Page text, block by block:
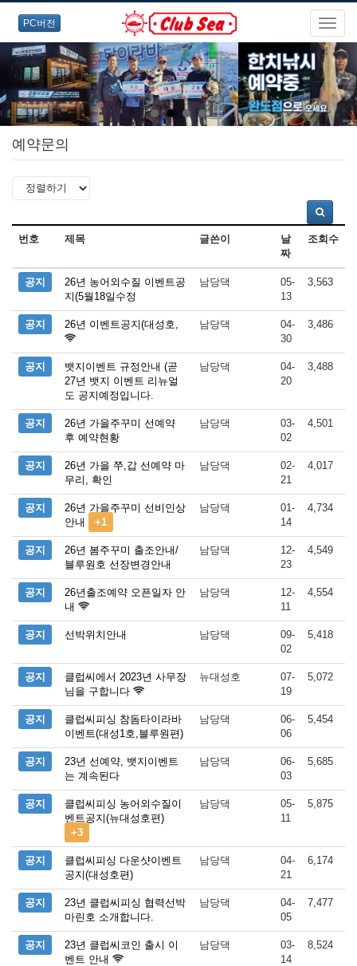
PC버전
예약문의
번호 제목 글쓴이
날
짜
조회수
공지
26년 농어외수질 이벤트공
지(5월18일수정
남당댁
05-
13
3,563
공지 26년 이벤트공지(대성호, 남당댁
04-
30
3,486
공지
뱃지이벤트 규정안내 (곧
27년 뱃지 이벤트 리뉴얼
도 공지예정입니다.
남당댁
04-
20
3,488
공지
26년 가을주꾸미 선예약
후 예약현황
남당댁
03-
02
4,501
공지
26년 가을 쭈,갑 선예약 마
무리, 확인
남당댁
02-
21
4,017
공지
26년 가을주꾸미 선비인상
안내
+1
남당댁
01-
14
4,734
공지
26년 봄주꾸미 출조안내/
블루원호 선장변경안내
남당댁
12-
23
4,549
공지
26년출조예약 오픈일자 안
내
남당댁
12-
11
4,554
공지 선박위치안내 남당댁
09-
02
5,418
공지
클럽씨에서 2023년 사무장
님을 구합니다
뉴대성호
07-
19
5,072
공지
클럽씨피싱 참돔타이라바
이벤트(대성1호,블루원편)
남당댁
06-
06
5,454
공지
23년 선예약, 뱃지이벤트
는 계속된다
남당댁
06-
03
5,685
공지
클럽씨피싱 농어외수질이
벤트공지(뉴대성호편)
+3
남당댁
05-
11
5,875
공지
클럽씨피싱 다운샷이벤트
공지(대성호편)
남당댁
04-
21
6,174
공지
23년 클럽씨피싱 협력선박
마린호 소개합니다.
남당댁
04-
05
7,477
공지
23년 클럽씨코인 출시 이
벤트 안내
남당댁
03-
14
8,524